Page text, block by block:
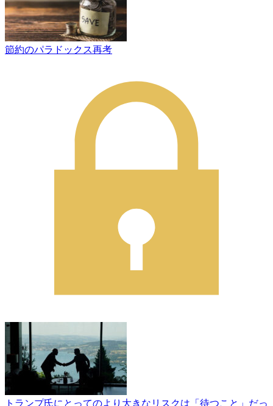
節約のパラドックス再考
トランプ氏にとってのより大きなリスクは「待つこと」だっ